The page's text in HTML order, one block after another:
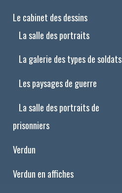
Le cabinet des dessins
La salle des portraits
La galerie des types de soldats
Les paysages de guerre
La salle des portraits de
prisonniers
Verdun
Verdun en affiches